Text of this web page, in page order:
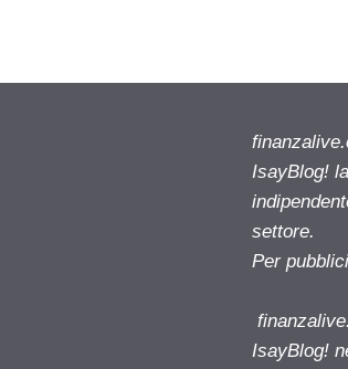
IsayBlog!
settore.
Per